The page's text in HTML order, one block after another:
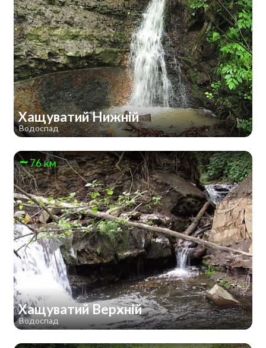
Хащуватий Нижній
Водоспад
76 км
Хащуватий Верхній
Водоспад